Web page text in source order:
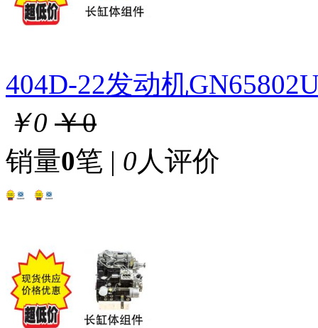
404D-22发动机
￥0 ￥0
销量0笔 | 0人评价